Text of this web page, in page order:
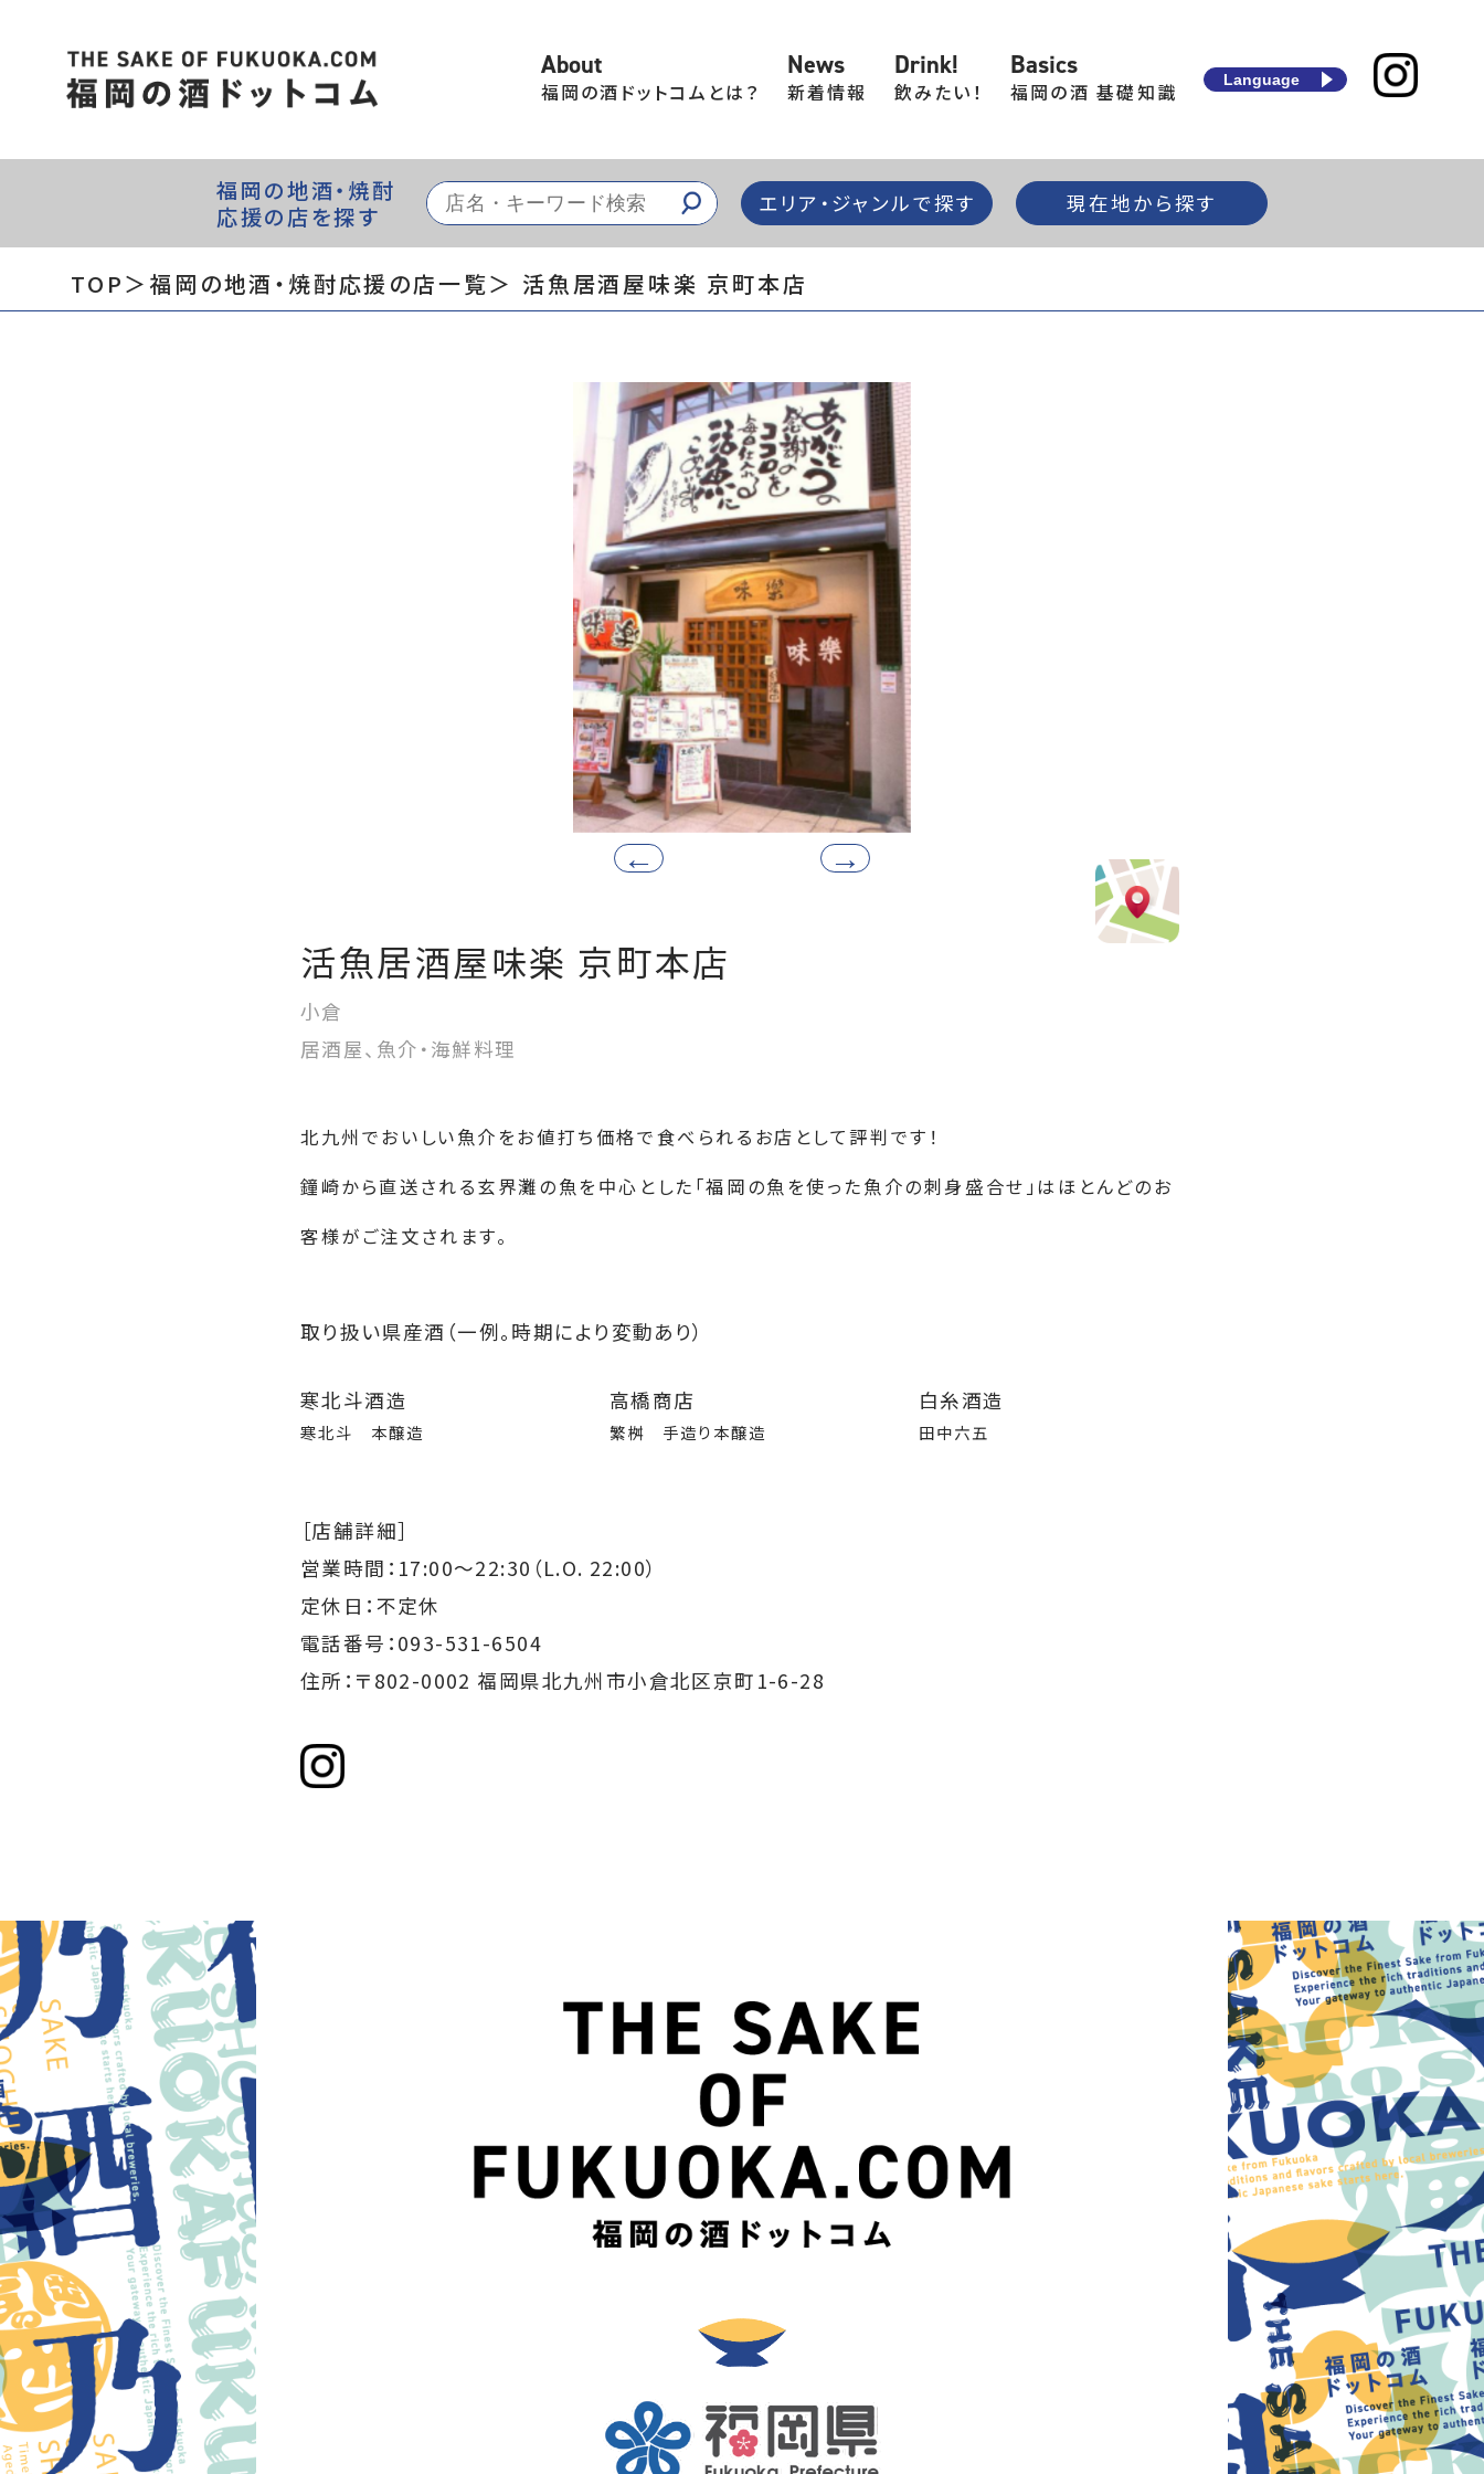
About
福岡の酒ドットコムとは？
News
新着情報
Drink!
飲みたい！
Basics
福岡の酒 基礎知識 Language
福岡の地酒・焼酎
応援の店を探す
エリア・ジャンルで探す 現在地から探す
TOP＞福岡の地酒・焼酎応援の店一覧＞ 活魚居酒屋味楽 京町本店
活魚居酒屋味楽 京町本店
小倉
居酒屋、魚介・海鮮料理
北九州でおいしい魚介をお値打ち価格で食べられるお店として評判です！
鐘崎から直送される玄界灘の魚を中心とした「福岡の魚を使った魚介の刺身盛合せ」はほとんどのお
客様がご注文されます。
取り扱い県産酒（一例。時期により変動あり）
寒北斗酒造
寒北斗 本醸造
高橋商店
繁桝 手造り本醸造
白糸酒造
田中六五
［店舗詳細］
営業時間： 17:00～22:30（L.O. 22:00）
定休日：不定休
電話番号：093-531-6504
住所：〒802-0002 福岡県北九州市小倉北区京町1-6-28